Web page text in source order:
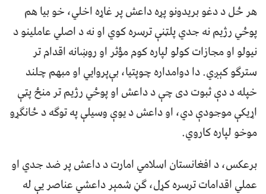
هر ځل د دغو بريدونو پړه داعش پر غاړه اخلي، خو بيا هم
پوځي رژيم نه جدي پلټنې ترسره کوي او نه د اصلي عاملينو د
نيولو او مجازات کولو لپاره کوم مؤثر او روښانه اقدام تر
سترګو کېږي. دا دوامداره چوپتيا، بې‌پروايي او مبهم چلند
خپله د دې ثبوت دی چې د داعش او پوځي رژيم تر منځ پټې
اړيکې موجودې دي، او داعش د يوې وسيلې په توګه د ځانګړو
موخو لپاره کاروي.
برعکس، د افغانستان اسلامي امارت د داعش پر ضد جدي او
عملي اقدامات ترسره کړل، ګڼ شمېر داعشي عناصر يې له